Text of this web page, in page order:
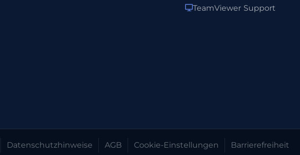
TeamViewer Support
Datenschutz­hinweise AGB Cookie-Einstellungen Barrierefreiheit